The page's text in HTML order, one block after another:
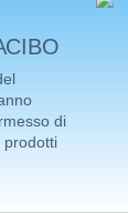
di
prodotti